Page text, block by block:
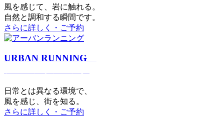
⾵を感じて、岩に触れる。
⾃然と調和する瞬間です。
さらに詳しく・ご予約
URBAN RUNNING
日常とは異なる環境で、
風を感じ、街を知る。
さらに詳しく・ご予約